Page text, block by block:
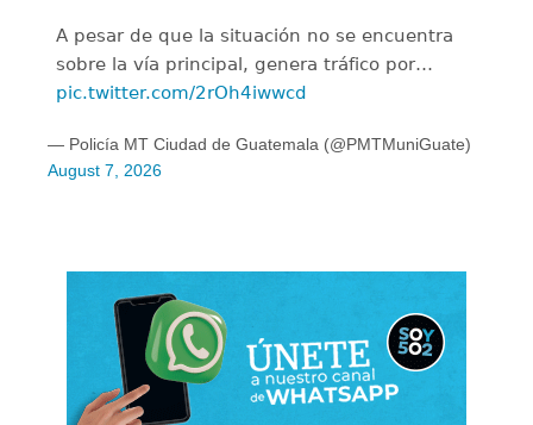
A pesar de que la situación no se encuentra
sobre la vía principal, genera tráfico por…
pic.twitter.com/2rOh4iwwcd
— Policía MT Ciudad de Guatemala (@PMTMuniGuate)
August 7, 2026